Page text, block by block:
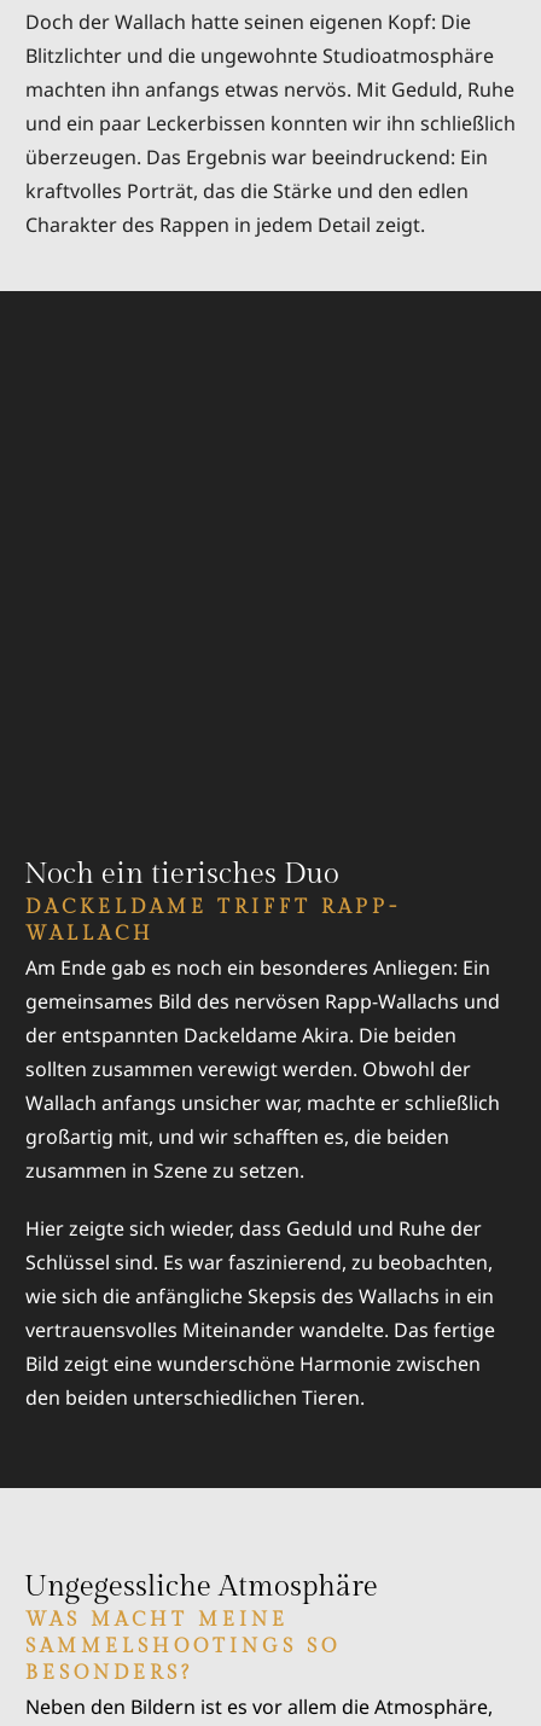
Doch der Wallach hatte seinen eigenen Kopf: Die
Blitzlichter und die ungewohnte Studioatmosphäre
machten ihn anfangs etwas nervös. Mit Geduld, Ruhe
und ein paar Leckerbissen konnten wir ihn schließlich
überzeugen. Das Ergebnis war beeindruckend: Ein
kraftvolles Porträt, das die Stärke und den edlen
Charakter des Rappen in jedem Detail zeigt.
Noch ein tierisches Duo
DACKELDAME TRIFFT RAPP-
WALLACH
Am Ende gab es noch ein besonderes Anliegen: Ein
gemeinsames Bild des nervösen Rapp-Wallachs und
der entspannten Dackeldame Akira. Die beiden
sollten zusammen verewigt werden. Obwohl der
Wallach anfangs unsicher war, machte er schließlich
großartig mit, und wir schafften es, die beiden
zusammen in Szene zu setzen.
Hier zeigte sich wieder, dass Geduld und Ruhe der
Schlüssel sind. Es war faszinierend, zu beobachten,
wie sich die anfängliche Skepsis des Wallachs in ein
vertrauensvolles Miteinander wandelte. Das fertige
Bild zeigt eine wunderschöne Harmonie zwischen
den beiden unterschiedlichen Tieren.
Ungegessliche Atmosphäre
WAS MACHT MEINE
SAMMELSHOOTINGS SO
BESONDERS?
Neben den Bildern ist es vor allem die Atmosphäre,